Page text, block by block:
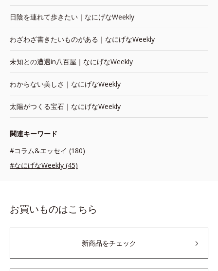
日陰を連れて歩きたい｜なにげなWeekly
わざわざ書きたいものがある｜なにげなWeekly
未知との遭遇in八百屋｜なにげなWeekly
わからない美しさ｜なにげなWeekly
太陽がつくる宝石｜なにげなWeekly
関連キーワード
#コラム&エッセイ (180)
#なにげなWeekly (45)
お買いものはこちら
新商品をチェック